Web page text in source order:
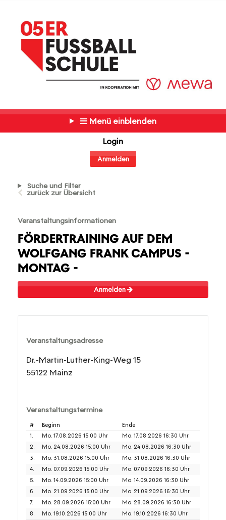
Menü einblenden
Login
Anmelden
Suche und Filter
zurück zur Übersicht
Veranstaltungsinformationen
FÖRDERTRAINING AUF DEM
WOLFGANG FRANK CAMPUS -
MONTAG -
Anmelden
Veranstaltungsadresse
Dr.-Martin-Luther-King-Weg 15
55122 Mainz
Veranstaltungstermine
# Beginn
Ende
1.
Mo. 17.08.2026 15:00 Uhr
Mo. 17.08.2026 16:30 Uhr
2.
Mo. 24.08.2026 15:00 Uhr
Mo. 24.08.2026 16:30 Uhr
3.
Mo. 31.08.2026 15:00 Uhr
Mo. 31.08.2026 16:30 Uhr
4.
Mo. 07.09.2026 15:00 Uhr
Mo. 07.09.2026 16:30 Uhr
5.
Mo. 14.09.2026 15:00 Uhr
Mo. 14.09.2026 16:30 Uhr
6.
Mo. 21.09.2026 15:00 Uhr
Mo. 21.09.2026 16:30 Uhr
7.
Mo. 28.09.2026 15:00 Uhr
Mo. 28.09.2026 16:30 Uhr
8.
Mo. 19.10.2026 15:00 Uhr Mo. 19.10.2026 16:30 Uhr